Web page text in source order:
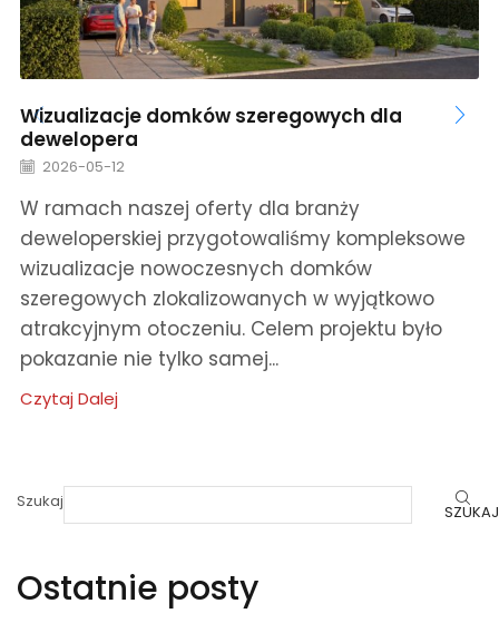
Wizualizacje domków szeregowych dla
dewelopera
2026-05-12
W ramach naszej oferty dla branży
deweloperskiej przygotowaliśmy kompleksowe
wizualizacje nowoczesnych domków
szeregowych zlokalizowanych w wyjątkowo
atrakcyjnym otoczeniu. Celem projektu było
pokazanie nie tylko samej...
Czytaj Dalej
Szukaj SZUKAJ
Ostatnie posty